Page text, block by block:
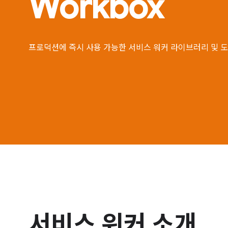
프로덕션에 즉시 사용 가능한 서비스 워커 라이브러리 및